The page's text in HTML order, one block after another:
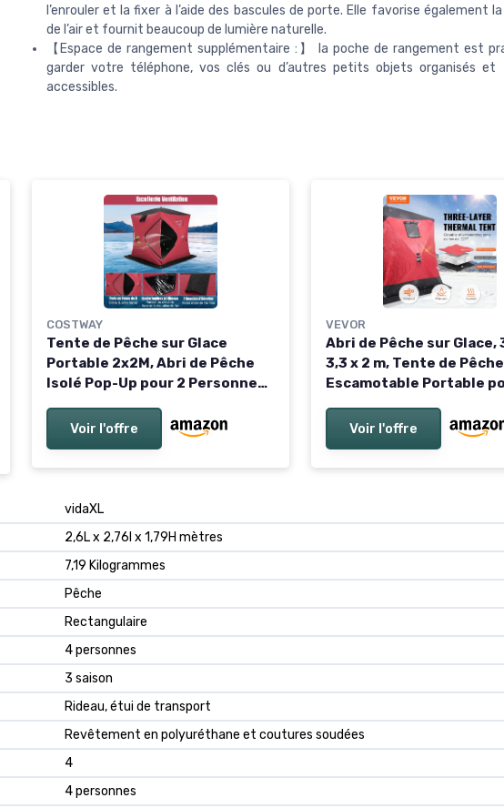
l’enrouler et la fixer à l’aide des bascules de porte. Elle favorise également
de l’air et fournit beaucoup de lumière naturelle.
【Espace de rangement supplémentaire :】 la poche de rangement est
garder votre téléphone, vos clés ou d’autres petits objets organisés et
accessibles.
COSTWAY
Tente de Pêche sur Glace
Portable 2x2M, Abri de Pêche
Isolé Pop-Up pour 2 Personnes
Aérations Sac de Transport,
Cabane de Glace Imperméable
Voir l'offre
VEVOR
Abri de Pêche sur Glace,
3,3 x 2 m, Tente de Pêche
Escamotable Portable
Tissu Oxford, avec
Cordes, Sac de
Voir l'offre
vidaXL
2,6L x 2,76l x 1,79H mètres
7,19 Kilogrammes
Pêche
Rectangulaire
4 personnes
3 saison
Rideau, étui de transport
Revêtement en polyuréthane et coutures soudées
4
4 personnes